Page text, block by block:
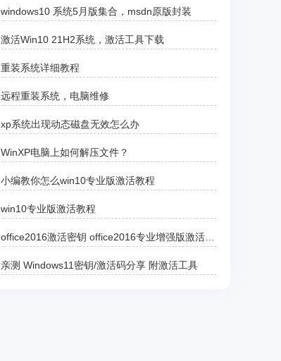
windows10 系统5月版集合，msdn原版封装
激活Win10 21H2系统，激活工具下载
重装系统详细教程
远程重装系统，电脑维修
xp系统出现动态磁盘无效怎么办
WinXP电脑上如何解压文件？
小编教你怎么win10专业版激活教程
win10专业版激活教程
亲测 Windows11密钥/激活码分享 附激活工具